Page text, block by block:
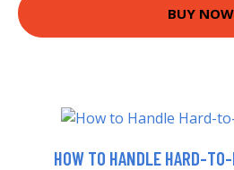
BUY NOW
HOW TO HANDLE HARD-